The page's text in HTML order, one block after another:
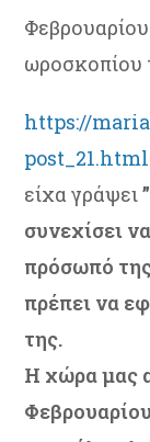
ωροσκοπίου
https://
post_21.html
είχα γράψει
συνεχίσει
πρόσωπό
πρέπει να
της.
Η χώρα μας